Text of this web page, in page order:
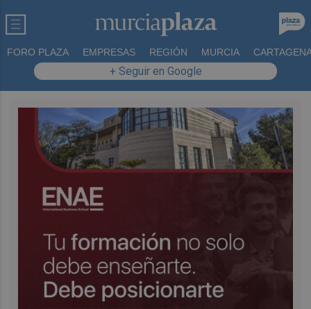
FORO PLAZA EMPRESAS REGIÓN MURCIA
+ Seguir en Google